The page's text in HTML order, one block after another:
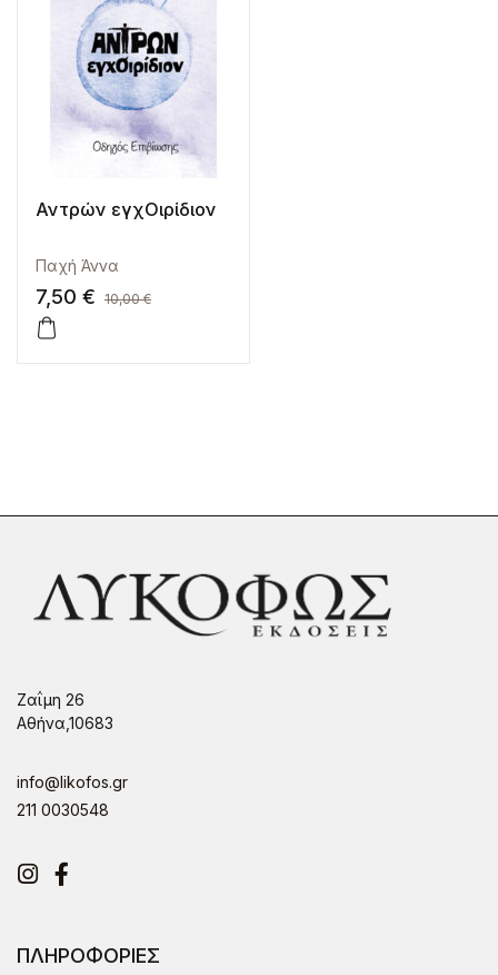
Αντρών εγχΟιρίδιον
Παχή Άννα
7,50 € 10,00€
Ζαΐμη 26
Αθήνα,10683
info@likofos.gr
211 0030548
Instagram
Facebook
ΠΛΗΡΟΦΟΡΙΕΣ